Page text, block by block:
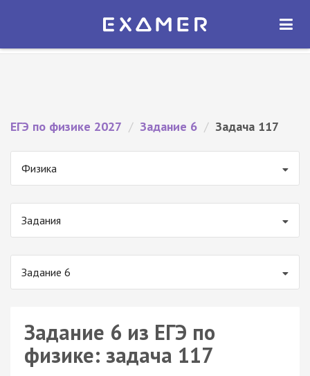
Экзамер — ЕГЭ 2027
ОТКРЫТЬ
ЕГЭ по физике 2027 / Задание 6 / Задача 117
Физика
Задания
Задание 6
Задание 6 из ЕГЭ по
физике: задача 117